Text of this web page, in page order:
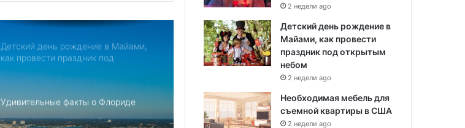
Детский день рождение в Майами,
как провести праздник под
Удивительные факты о Флориде
2 недели ago
Детский день рождение в
Майами, как провести
праздник под открытым
небом
2 недели ago
Необходимая мебель для
съемной квартиры в США
2 недели ago